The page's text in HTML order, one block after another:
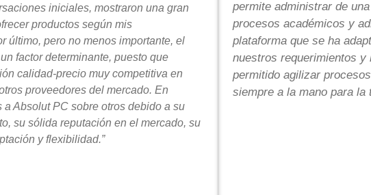
iniciales, mostraron una gran
productos según mis
último, pero no menos importante, el
factor determinante, puesto que
calidad-precio muy competitiva en
proveedores del mercado. En
a Absolut PC sobre otros debido a su
su sólida reputación en el mercado, su
y flexibilidad.”
permite administrar de
procesos académicos y
plataforma que se ha
nuestros requerimientos y
permitido agilizar
siempre a la mano para la